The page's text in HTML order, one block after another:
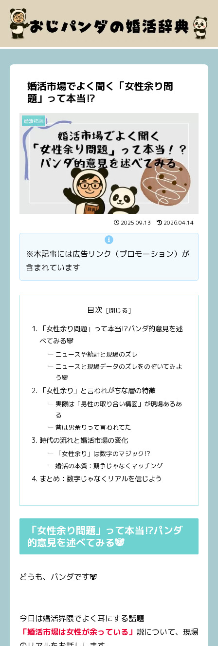
婚活市場でよく聞く「女性余り問
題」って本当⁉
婚活指南
2025.09.13 2026.04.14
※本記事には広告リンク（プロモーション）が
含まれています
目次
「女性余り問題」って本当⁉パンダ的意見を述
べてみる🐼
ニュースや統計と現場のズレ
ニュースと現場データのズレをのぞいてみよ
う🐼
「女性余り」と言われがちな層の特徴
実際は「男性の取り合い構図」が現場あるあ
る
昔は男余りって言われてた
時代の流れと婚活市場の変化
「女性余り」は数字のマジック⁉
婚活の本質：競争じゃなくマッチング
まとめ：数字じゃなくリアルを信じよう
「女性余り問題」って本当⁉パンダ
的意見を述べてみる🐼
どうも、パンダです🐼
今日は婚活界隈でよく耳にする話題
「婚活市場は女性が余っている」 説について、現場